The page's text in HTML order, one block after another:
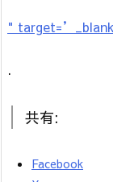
"
.
共有:
Facebook